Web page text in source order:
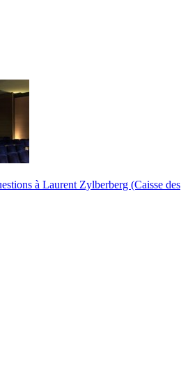
à Laurent Zylberberg (Caisse des